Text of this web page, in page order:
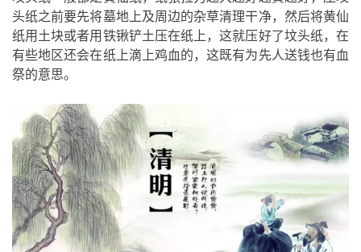
头纸之前要先将墓地上及周边的杂草清理干净，然后将黄仙
纸用土块或者用铁锹铲土压在纸上，这就压好了坟头纸，在
有些地区还会在纸上滴上鸡血的，这既有为先人送钱也有血
祭的意思。